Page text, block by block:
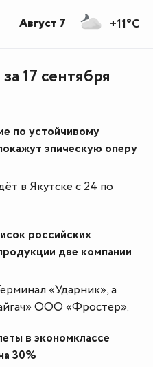
17 сентября
по устойчивому
эпическую оперу
в Якутске с 24 по
российских
две компании
«Ударник», а
ООО «Фростер».
в экономклассе
30%
+11°C
Август 7